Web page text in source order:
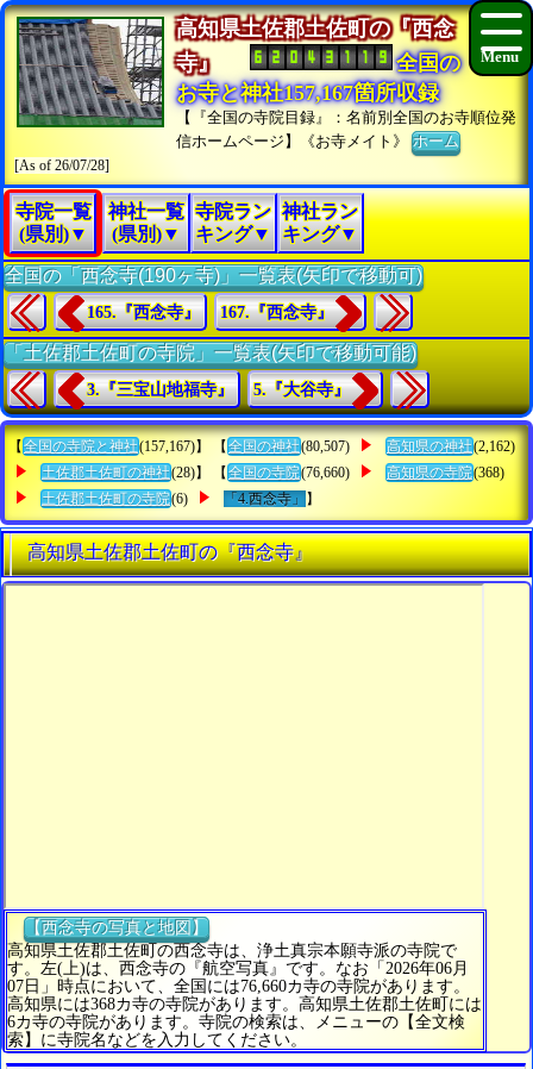
高知県土佐郡土佐町の『西念
寺』
全国の
お寺と神社157,167箇所収録
【『全国の寺院目録』：名前別全国のお寺順位発
信ホームページ】《お寺メイト》ホーム
[As of 26/07/28]
寺院一覧
(県別)▼
神社一覧
(県別)▼
寺院ラン
キング▼
神社ラン
キング▼
全国の「西念寺(190ヶ寺)」一覧表(矢印で移動可)
165.『西念寺』 167.『西念寺』
「土佐郡土佐町の寺院」一覧表(矢印で移動可能)
3.『三宝山地福寺』 5.『大谷寺』
【 全国の寺院と神社(157,167)】 【 全国の神社(80,507) 高知県の神社(2,162)
土佐郡土佐町の神社(28)】 【 全国の寺院(76,660) 高知県の寺院(368)
土佐郡土佐町の寺院(6) 「4.西念寺」 】
高知県土佐郡土佐町の『西念寺』
【西念寺の写真と地図】
高知県土佐郡土佐町の西念寺は、浄土真宗本願寺派の寺院で
す。左(上)は、西念寺の『航空写真』です。なお「2026年06月
07日」時点において、全国には76,660カ寺の寺院があります。
高知県には368カ寺の寺院があります。高知県土佐郡土佐町には
6カ寺の寺院があります。寺院の検索は、メニューの【全文検
索】に寺院名などを入力してください。